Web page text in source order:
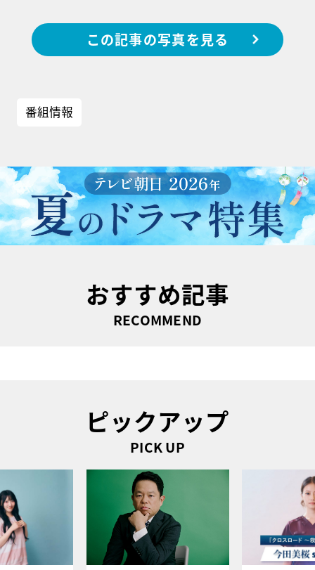
この記事の写真を見る
番組情報
おすすめ記事
RECOMMEND
ピックアップ
PICK UP